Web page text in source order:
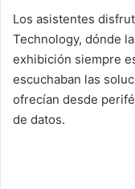
Los asistentes
Technology, dónde
exhibición siempre
escuchaban las
ofrecían desde
de datos.